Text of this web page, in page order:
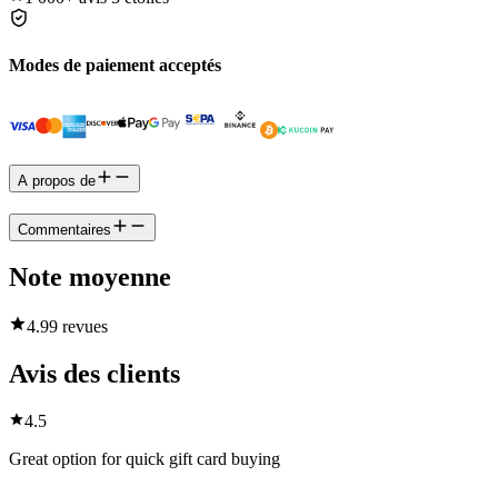
Modes de paiement acceptés
A propos de
Commentaires
Note moyenne
4.99 revues
Avis des clients
4.5
Great option for quick gift card buying